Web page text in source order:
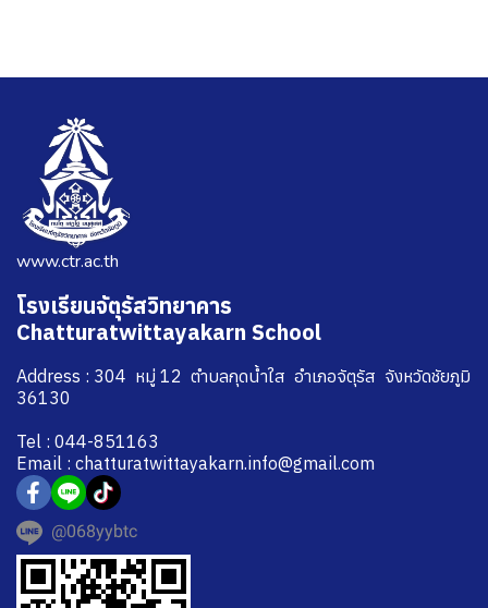
www.ctr.ac.th
โรงเรียนจัตุรัสวิทยาคาร
Chatturatwittayakarn School
Address : 304 หมู่ 12 ตำบลกุดน้ำใส อำเภอจัตุรัส จังหวัดชัยภูมิ
36130
Tel : 044-851163
Email : chatturatwittayakarn.info@gmail.com
@068yybtc